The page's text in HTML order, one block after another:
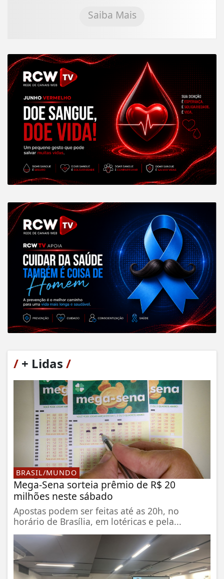
Saiba Mais
/ + Lidas /
BRASIL/MUNDO
Mega-Sena sorteia prêmio de R$ 20
milhões neste sábado
Apostas podem ser feitas até as 20h, no
horário de Brasília, em lotéricas e pela...